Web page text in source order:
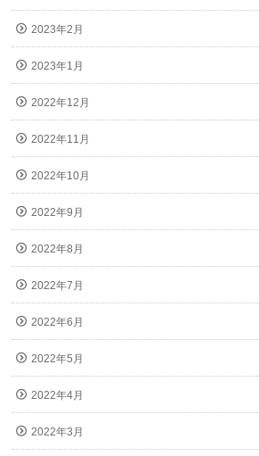
2023年2月
2023年1月
2022年12月
2022年11月
2022年10月
2022年9月
2022年8月
2022年7月
2022年6月
2022年5月
2022年4月
2022年3月